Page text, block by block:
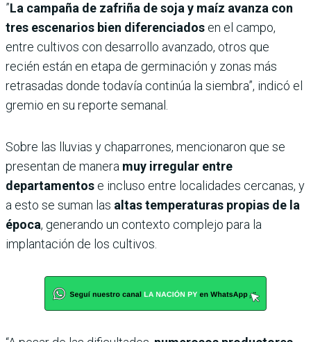
”La campaña de zafriña de soja y maíz avanza con
tres escenarios bien diferenciados en el campo,
entre cultivos con desarrollo avanzado, otros que
recién están en etapa de germinación y zonas más
retrasadas donde todavía continúa la siembra”, indicó el
gremio en su reporte semanal.
Sobre las lluvias y chaparrones, mencionaron que se
presentan de manera muy irregular entre
departamentos e incluso entre localidades cercanas, y
a esto se suman las altas temperaturas propias de la
época, generando un contexto complejo para la
implantación de los cultivos.